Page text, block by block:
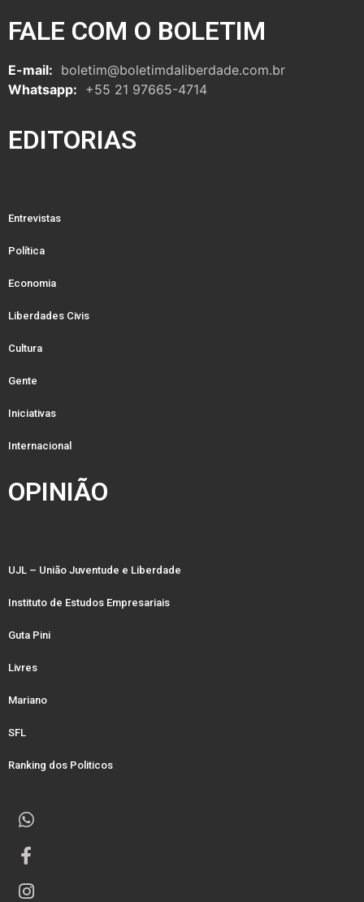
FALE COM O BOLETIM
E-mail: boletim@boletimdaliberdade.com.br
Whatsapp: +55 21 97665-4714
EDITORIAS
Entrevistas
Política
Economia
Liberdades Civis
Cultura
Gente
Iniciativas
Internacional
OPINIÃO
UJL – União Juventude e Liberdade
Instituto de Estudos Empresariais
Guta Pini
Livres
Mariano
SFL
Ranking dos Politicos